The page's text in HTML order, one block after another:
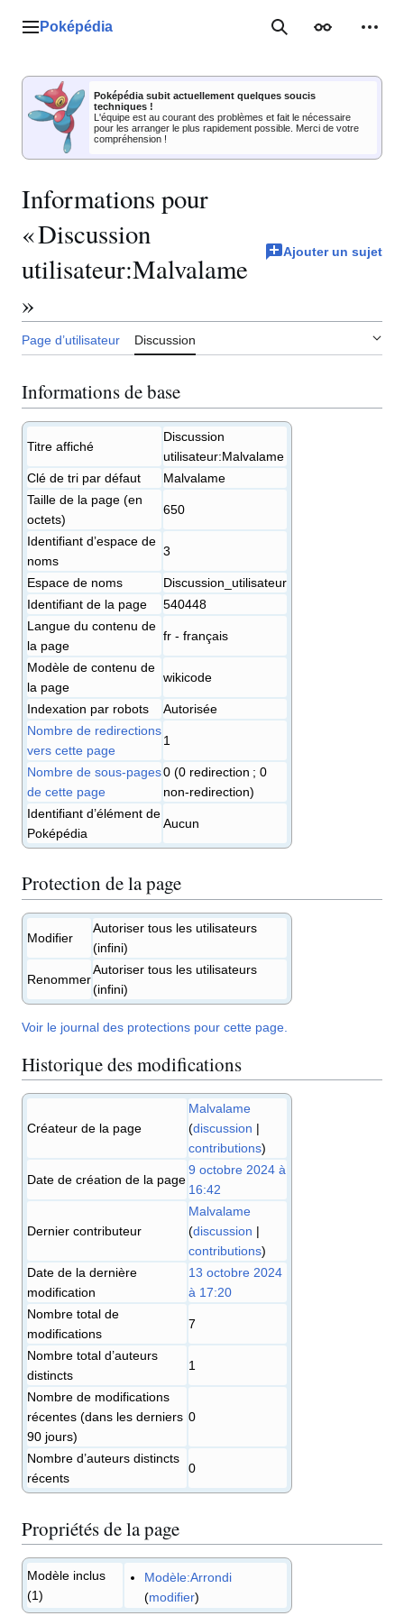
Menu principal
Poképédia RechercherApparence
Poképédia subit actuellement quelques soucis
techniques !
L'équipe est au courant des problèmes et fait le nécessaire
pour les arranger le plus rapidement possible. Merci de votre
compréhension !
Informations pour
« Discussion
utilisateur:Malvalame
»
Ajouter un sujet
Page d’utilisateur Discussion
Informations de base
Titre affiché
Discussion
utilisateur:Malvalame
Clé de tri par défaut
Malvalame
Taille de la page (en
octets)
650
Identifiant dʼespace de
noms
3
Espace de noms
Discussion_utilisateur
Identifiant de la page
540448
Langue du contenu de
la page
fr - français
Modèle de contenu de
la page
wikicode
Indexation par robots
Autorisée
Nombre de redirections
vers cette page
1
Nombre de sous-pages
de cette page
0 (0 redirection ; 0
non-redirection)
Identifiant d’élément de
Poképédia
Aucun
Protection de la page
Modifier
Autoriser tous les utilisateurs
(infini)
Renommer
Autoriser tous les utilisateurs
(infini)
Voir le journal des protections pour cette page.
Historique des modifications
Créateur de la page
Malvalame
(discussion |
contributions)
Date de création de la page
9 octobre 2024 à
16:42
Dernier contributeur
Malvalame
(discussion |
contributions)
Date de la dernière
modification
13 octobre 2024
à 17:20
Nombre total de
modifications
7
Nombre total d’auteurs
distincts
1
Nombre de modifications
récentes (dans les derniers
90 jours)
0
Nombre d’auteurs distincts
récents
0
Propriétés de la page
Modèle inclus
(1)
Modèle:Arrondi
(modifier)